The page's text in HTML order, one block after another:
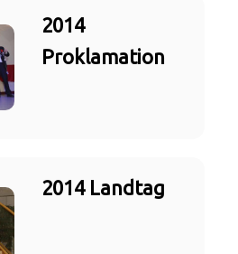
2014
Proklamation
2014 Landtag